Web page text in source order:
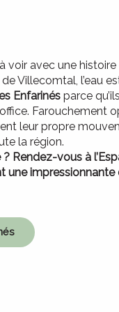
voir avec une histoire
Villecomtal, l’eau
Enfarinés parce
Farouchement
leur propre
la région.
Rendez-vous à
une